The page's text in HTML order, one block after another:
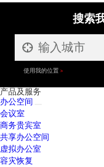
搜索
使用我的位置
产品及服务
办公空间
会议室
商务贵宾室
共享办公空间
虚拟办公室
容灾恢复